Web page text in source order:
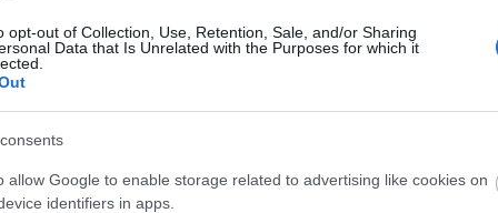
opt-out of Collection, Use, Retention, Sale, and/or Sharing
Data that Is Unrelated with the Purposes for which it
allow Google to enable storage related to advertising like cookies on
identifiers in apps.